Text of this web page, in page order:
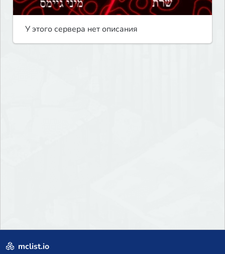
У этого сервера нет описания
mclist.io